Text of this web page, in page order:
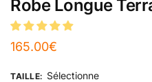
Robe Longue
165.00€
TAILLE: Sélectionne